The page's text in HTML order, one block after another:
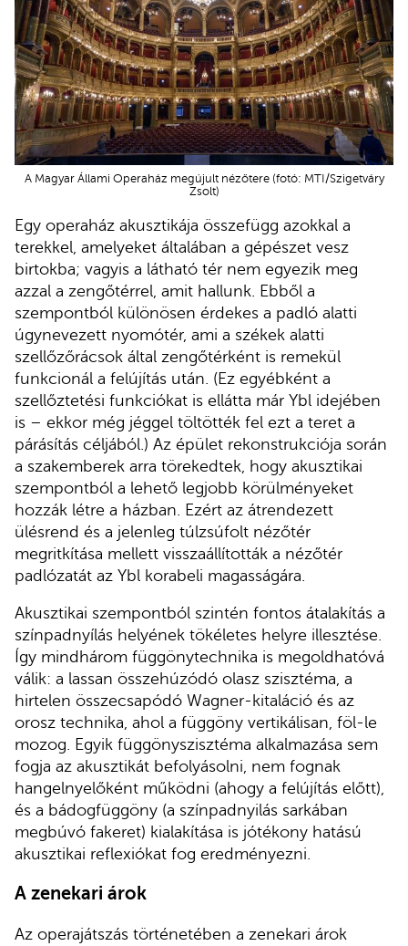
A Magyar Állami Operaház megújult nézőtere (fotó: MTI/Szigetváry
Zsolt)
Egy operaház akusztikája összefügg azokkal a
terekkel, amelyeket általában a gépészet vesz
birtokba; vagyis a látható tér nem egyezik meg
azzal a zengőtérrel, amit hallunk. Ebből a
szempontból különösen érdekes a padló alatti
úgynevezett nyomótér, ami a székek alatti
szellőzőrácsok által zengőtérként is remekül
funkcionál a felújítás után. (Ez egyébként a
szellőztetési funkciókat is ellátta már Ybl idejében
is – ekkor még jéggel töltötték fel ezt a teret a
párásítás céljából.) Az épület rekonstrukciója során
a szakemberek arra törekedtek, hogy akusztikai
szempontból a lehető legjobb körülményeket
hozzák létre a házban. Ezért az átrendezett
ülésrend és a jelenleg túlzsúfolt nézőtér
megritkítása mellett visszaállították a nézőtér
padlózatát az Ybl korabeli magasságára.
Akusztikai szempontból szintén fontos átalakítás a
színpadnyílás helyének tökéletes helyre illesztése.
Így mindhárom függönytechnika is megoldhatóvá
válik: a lassan összehúzódó olasz szisztéma, a
hirtelen összecsapódó Wagner-kitaláció és az
orosz technika, ahol a függöny vertikálisan, föl-le
mozog. Egyik függönyszisztéma alkalmazása sem
fogja az akusztikát befolyásolni, nem fognak
hangelnyelőként működni (ahogy a felújítás előtt),
és a bádogfüggöny (a színpadnyilás sarkában
megbúvó fakeret) kialakítása is jótékony hatású
akusztikai reflexiókat fog eredményezni.
A zenekari árok
Az operajátszás történetében a zenekari árok